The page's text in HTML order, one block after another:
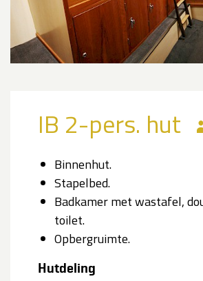
IB 2-pers. hut
Binnenhut.
Stapelbed.
Badkamer met wastafel,
toilet.
Opbergruimte.
Hutdeling